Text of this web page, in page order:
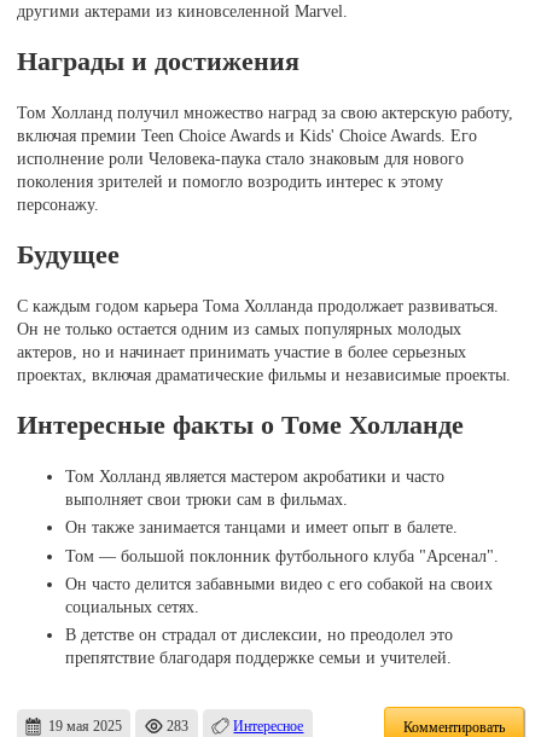
другими актерами из киновселенной Marvel.
Награды и достижения
Том Холланд получил множество наград за свою актерскую работу,
включая премии Teen Choice Awards и Kids' Choice Awards. Его
исполнение роли Человека-паука стало знаковым для нового
поколения зрителей и помогло возродить интерес к этому
персонажу.
Будущее
С каждым годом карьера Тома Холланда продолжает развиваться.
Он не только остается одним из самых популярных молодых
актеров, но и начинает принимать участие в более серьезных
проектах, включая драматические фильмы и независимые проекты.
Интересные факты о Томе Холланде
Том Холланд является мастером акробатики и часто
выполняет свои трюки сам в фильмах.
Он также занимается танцами и имеет опыт в балете.
Том — большой поклонник футбольного клуба "Арсенал".
Он часто делится забавными видео с его собакой на своих
социальных сетях.
В детстве он страдал от дислексии, но преодолел это
препятствие благодаря поддержке семьи и учителей.
19 мая 2025 283 Интересное Комментировать